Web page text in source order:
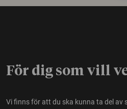
För dig som vill
Vi finns för att du ska kunna ta del av